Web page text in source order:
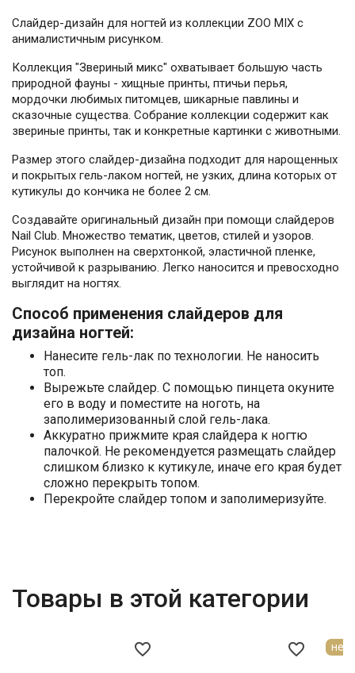
Слайдер-дизайн для ногтей из коллекции ZOO MIX с
анималистичным рисунком.
Коллекция "Звериный микс" охватывает большую часть
природной фауны - хищные принты, птичьи перья,
мордочки любимых питомцев, шикарные павлины и
сказочные существа. Собрание коллекции содержит как
звериные принты, так и конкретные картинки с животными.
Размер этого слайдер-дизайна подходит для нарощенных
и покрытых гель-лаком ногтей, не узких, длина которых от
кутикулы до кончика не более 2 см.
Создавайте оригинальный дизайн при помощи слайдеров
Nail Club. Множество тематик, цветов, стилей и узоров.
Рисунок выполнен на сверхтонкой, эластичной пленке,
устойчивой к разрыванию. Легко наносится и превосходно
выглядит на ногтях.
Способ применения слайдеров для
дизайна ногтей:
Нанесите гель-лак по технологии. Не наносить
топ.
Вырежьте слайдер. С помощью пинцета окуните
его в воду и поместите на ноготь, на
заполимеризованный слой гель-лака.
Аккуратно прижмите края слайдера к ногтю
палочкой. Не рекомендуется размещать слайдер
слишком близко к кутикуле, иначе его края будет
сложно перекрыть топом.
Перекройте слайдер топом и заполимеризуйте.
Товары в этой категории
favorite_border favorite_border нет